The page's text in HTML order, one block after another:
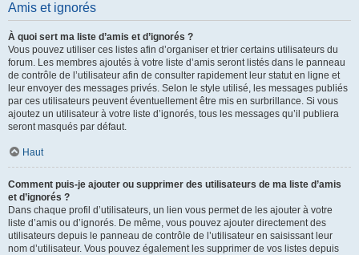
Amis et ignorés
À quoi sert ma liste d’amis et d’ignorés ?
Vous pouvez utiliser ces listes afin d’organiser et trier certains utilisateurs du
forum. Les membres ajoutés à votre liste d’amis seront listés dans le panneau
de contrôle de l’utilisateur afin de consulter rapidement leur statut en ligne et
leur envoyer des messages privés. Selon le style utilisé, les messages publiés
par ces utilisateurs peuvent éventuellement être mis en surbrillance. Si vous
ajoutez un utilisateur à votre liste d’ignorés, tous les messages qu’il publiera
seront masqués par défaut.
Haut
Comment puis-je ajouter ou supprimer des utilisateurs de ma liste d’amis
et d’ignorés ?
Dans chaque profil d’utilisateurs, un lien vous permet de les ajouter à votre
liste d’amis ou d’ignorés. De même, vous pouvez ajouter directement des
utilisateurs depuis le panneau de contrôle de l’utilisateur en saisissant leur
nom d’utilisateur. Vous pouvez également les supprimer de vos listes depuis